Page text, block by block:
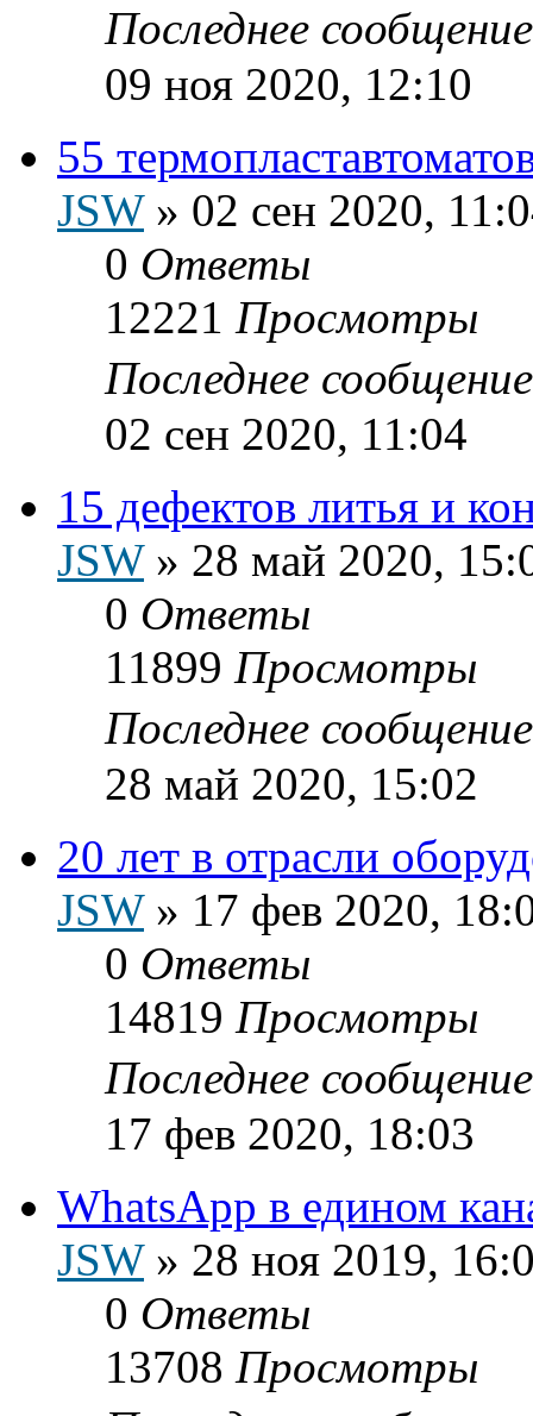
Последнее
09 ноя 2020, 12:10
55
JSW» 02 сен 2020,
0 Ответы
12221 Просмотры
Последнее
02 сен 2020, 11:04
15 дефектов литья и
JSW» 28 май 2020,
0 Ответы
11899 Просмотры
Последнее
28 май 2020, 15:02
20 лет в отрасли
JSW» 17 фев 2020,
0 Ответы
14819 Просмотры
Последнее
17 фев 2020, 18:03
WhatsApp в едином
JSW» 28 ноя 2019,
0 Ответы
13708 Просмотры